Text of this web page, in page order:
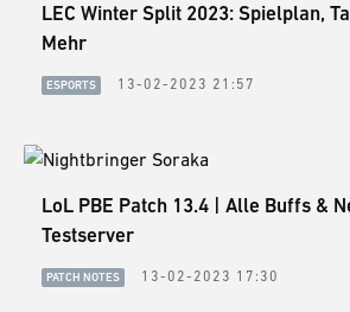
GUIDES
ESPORTS
LORE
CHAMPIONS
MORE
LEC Winter Split 2023: Spielplan,
Mehr
ESPORTS 13-02-2023 21:57
LoL PBE Patch 13.4 | Alle Buffs &
Testserver
PATCH NOTES 13-02-2023 17:30